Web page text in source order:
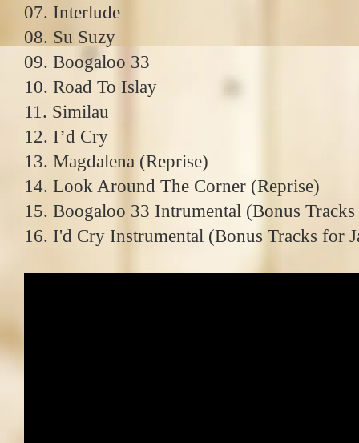
07. Interlude
08. Su Suzy
09. Boogaloo 33
10. Road To Islay
11. Similau
12. I’d Cry
13. Magdalena (Reprise)
14. Look Around The Corner (Reprise)
15. Boogaloo 33 Intrumental (Bonus
16. I'd Cry Instrumental (Bonus Tracks for